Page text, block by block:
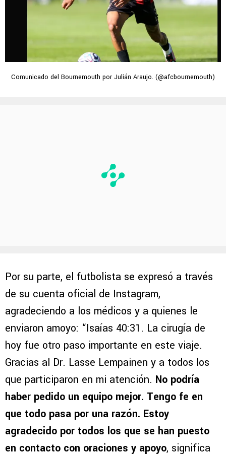
Comunicado del Bournemouth por Julián Araujo. (@afcbournemouth)
Por su parte, el futbolista se expresó a través
de su cuenta oficial de Instagram,
agradeciendo a los médicos y a quienes le
enviaron amoyo: “Isaías 40:31. La cirugía de
hoy fue otro paso importante en este viaje.
Gracias al Dr. Lasse Lempainen y a todos los
que participaron en mi atención. No podría
haber pedido un equipo mejor. Tengo fe en
que todo pasa por una razón. Estoy
agradecido por todos los que se han puesto
en contacto con oraciones y apoyo, significa